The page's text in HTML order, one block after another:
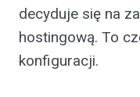
decyduje się na
hostingową. To
konfiguracji.